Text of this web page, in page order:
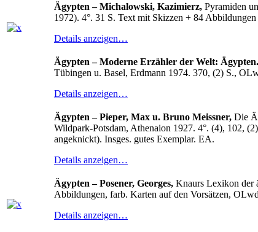
Ägypten – Michalowski, Kazimierz, Pyramiden
1972). 4°. 31 S. Text mit Skizzen + 84
Details anzeigen…
Ägypten – Moderne Erzähler der Welt: Ägypten.
Tübingen u. Basel, Erdmann 1974. 370, (2) S.,
Details anzeigen…
Ägypten – Pieper, Max u. Bruno Meissner, Die
Wildpark-Potsdam, Athenaion 1927. 4°. (4), 102,
angeknickt). Insges. gutes Exemplar. EA.
Details anzeigen…
Ägypten – Posener, Georges, Knaurs Lexikon der
Abbildungen, farb. Karten auf den Vorsätzen,
Details anzeigen…